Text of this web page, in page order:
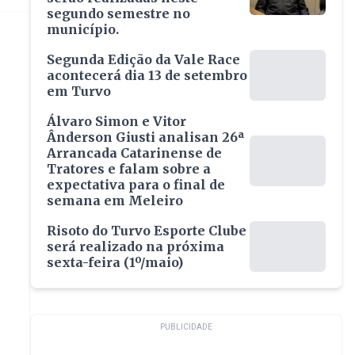
segundo semestre no
município.
Segunda Edição da Vale Race
acontecerá dia 13 de setembro
em Turvo
Álvaro Simon e Vitor
Ânderson Giusti analisan 26ª
Arrancada Catarinense de
Tratores e falam sobre a
expectativa para o final de
semana em Meleiro
Risoto do Turvo Esporte Clube
será realizado na próxima
sexta-feira (1º/maio)
PUBLICIDADE